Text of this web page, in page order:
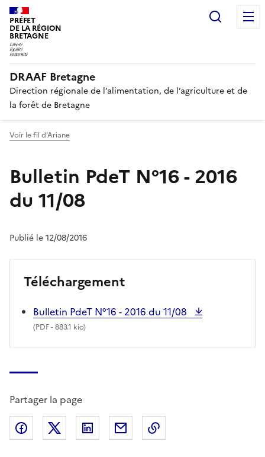
PRÉFET
DE LA RÉGION
BRETAGNE
DRAAF Bretagne
Direction régionale de l’alimentation, de l’agriculture et de
la forêt de Bretagne
Voir le fil d'Ariane
Bulletin PdeT N°16 - 2016
du 11/08
Publié le 12/08/2016
Téléchargement
Bulletin PdeT N°16 - 2016 du 11/08
(PDF- 883.1 kio)
Partager la page
Partager sur Facebook
Partager sur X (anciennement Twitter)
Partager sur LinkedIn
Partager par email